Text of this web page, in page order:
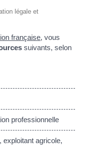
légale et
française, vous
suivants, selon
professionnelle
agricole,